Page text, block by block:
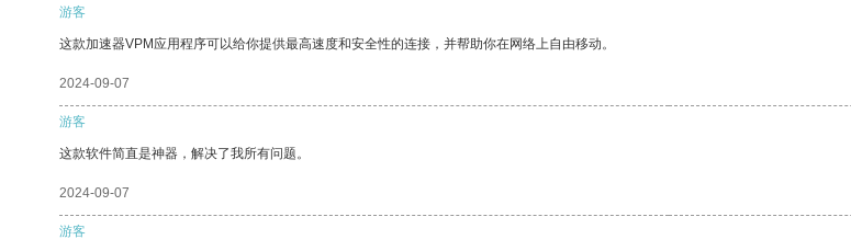
游客
这款加速器VPM应用程序可以给你提供最高速度和安全性的连接，并帮助你在网络上自由移动。
2024-09-07
游客
这款软件简直是神器，解决了我所有问题。
2024-09-07
游客